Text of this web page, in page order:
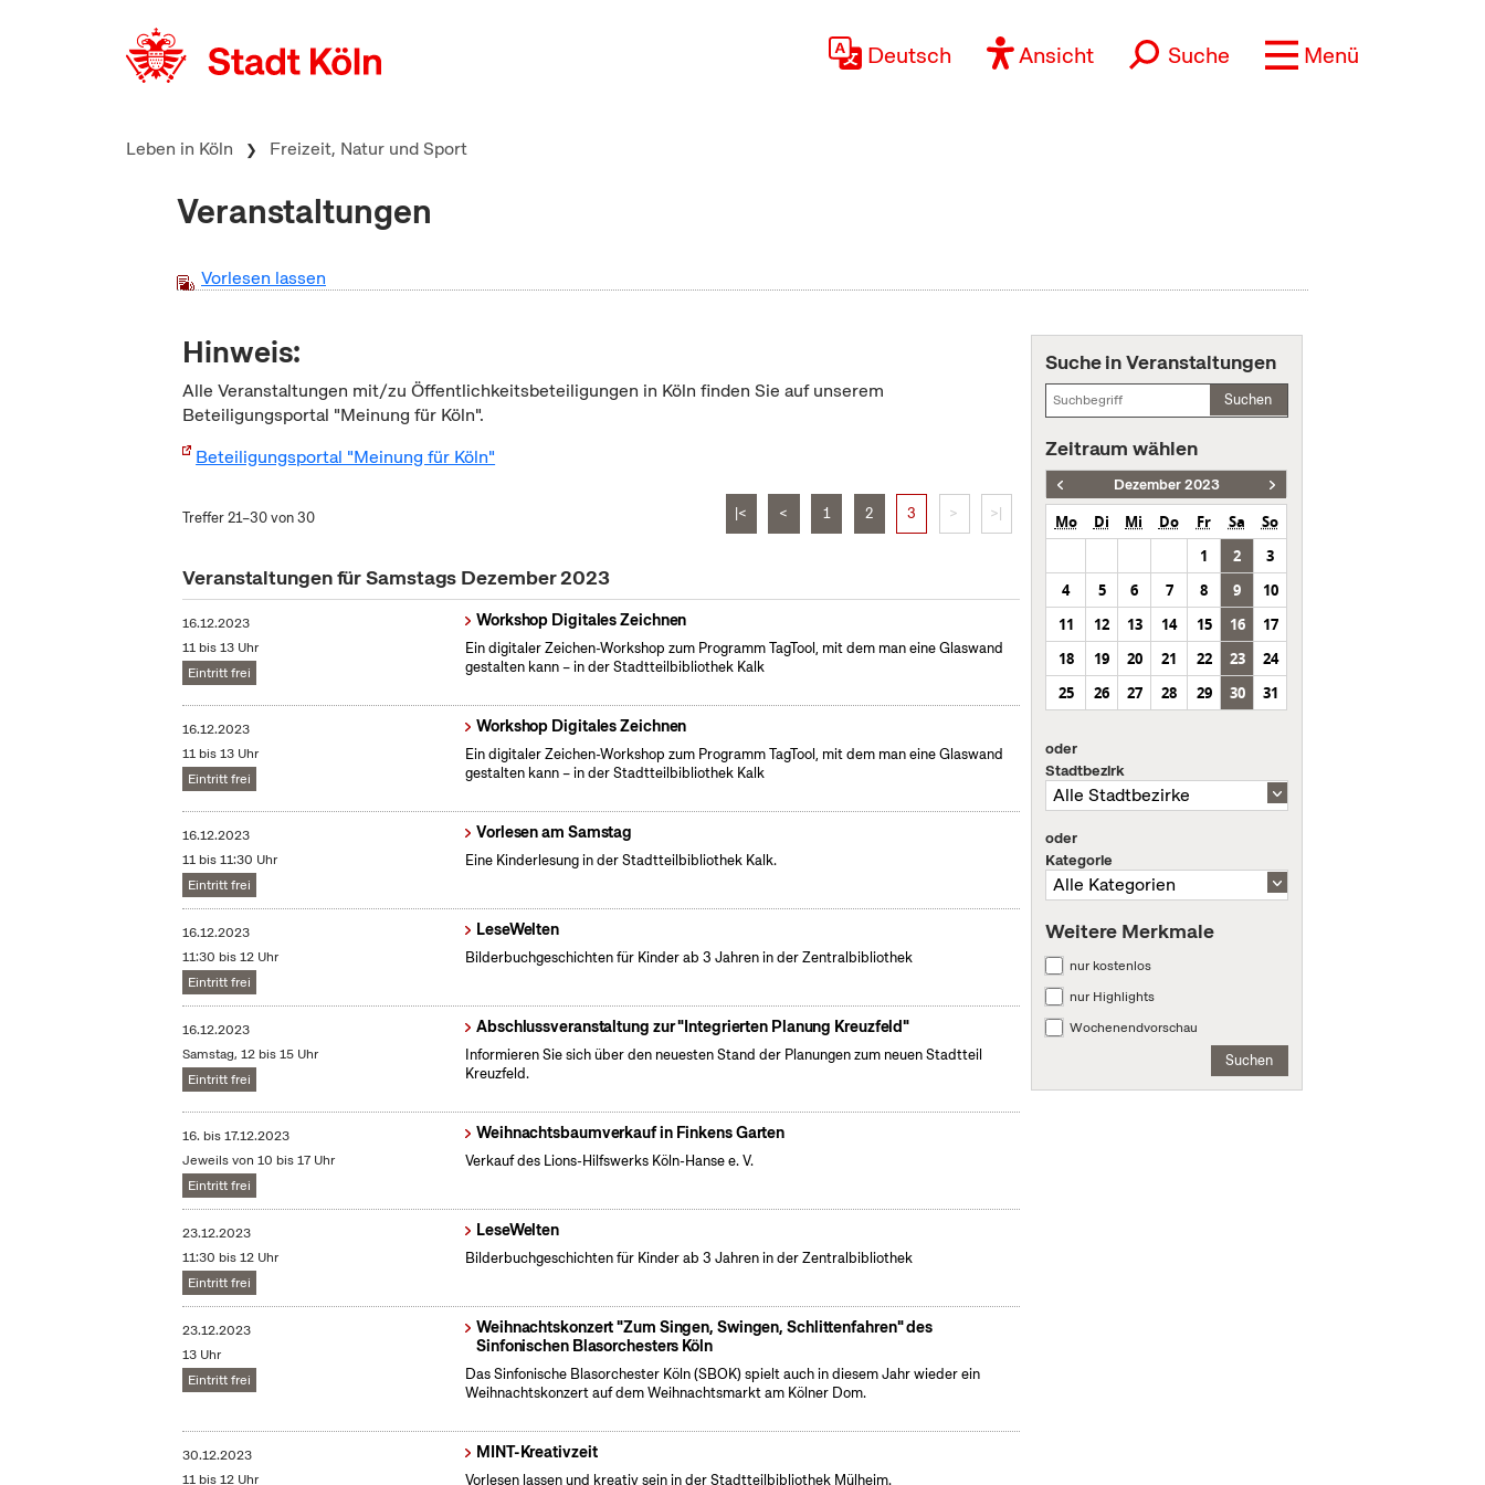
Deutsch Ansicht Suche Menü
Leben in Köln Freizeit, Natur und Sport
Veranstaltungen
Vorlesen lassen
Hinweis:
Alle Veranstaltungen mit/zu Öffentlichkeitsbeteiligungen in Köln finden Sie auf unserem
Beteiligungsportal "Meinung für Köln".
Beteiligungsportal "Meinung für Köln"
Treffer 21–30 von 30 |< < 1 2 3 > >|
Veranstaltungen für Samstags Dezember 2023
16.12.2023
11 bis 13 Uhr
Eintritt frei
Workshop Digitales Zeichnen
Ein digitaler Zeichen-Workshop zum Programm TagTool, mit dem man eine Glaswand
gestalten kann – in der Stadtteilbibliothek Kalk
16.12.2023
11 bis 13 Uhr
Eintritt frei
Workshop Digitales Zeichnen
Ein digitaler Zeichen-Workshop zum Programm TagTool, mit dem man eine Glaswand
gestalten kann – in der Stadtteilbibliothek Kalk
16.12.2023
11 bis 11:30 Uhr
Eintritt frei
Vorlesen am Samstag
Eine Kinderlesung in der Stadtteilbibliothek Kalk.
16.12.2023
11:30 bis 12 Uhr
Eintritt frei
LeseWelten
Bilderbuchgeschichten für Kinder ab 3 Jahren in der Zentralbibliothek
16.12.2023
Samstag, 12 bis 15 Uhr
Eintritt frei
Abschlussveranstaltung zur "Integrierten Planung Kreuzfeld"
Informieren Sie sich über den neuesten Stand der Planungen zum neuen Stadtteil
Kreuzfeld.
16. bis17.12.2023
Jeweils von 10 bis 17 Uhr
Eintritt frei
Weihnachtsbaumverkauf in Finkens Garten
Verkauf des Lions-Hilfswerks Köln-Hanse e. V.
23.12.2023
11:30 bis 12 Uhr
Eintritt frei
LeseWelten
Bilderbuchgeschichten für Kinder ab 3 Jahren in der Zentralbibliothek
23.12.2023
13 Uhr
Eintritt frei
Weihnachtskonzert "Zum Singen, Swingen, Schlittenfahren" des
Sinfonischen Blasorchesters Köln
Das Sinfonische Blasorchester Köln (SBOK) spielt auch in diesem Jahr wieder ein
Weihnachtskonzert auf dem Weihnachtsmarkt am Kölner Dom.
30.12.2023
11 bis 12 Uhr
MINT-Kreativzeit
Vorlesen lassen und kreativ sein in der Stadtteilbibliothek Mülheim.
Suche in Veranstaltungen
Suchen
Zeitraum wählen
Dezember 2023
Mo Di Mi Do Fr Sa
So
1
2
3
4
5 6 7 8 9
10
11
12 13 14 15 16
17
18
19 20 21 22 23
24
25
26 27 28 29 30 31
oder
Stadtbezirk
oder
Kategorie
Weitere Merkmale
nur kostenlos
nur Highlights
Wochenendvorschau
Suchen